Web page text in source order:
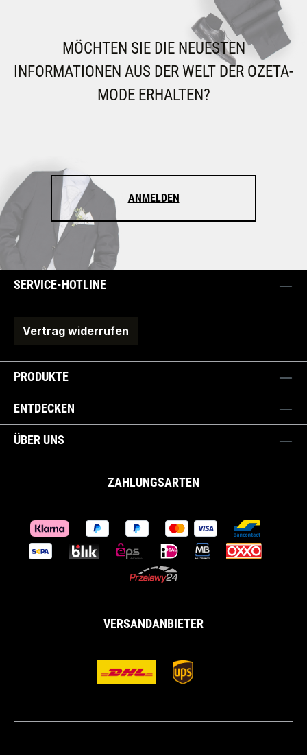
MÖCHTEN SIE DIE NEUESTEN
INFORMATIONEN AUS DER WELT DER OZETA-
MODE ERHALTEN?
ANMELDEN
SERVICE-HOTLINE
Vertrag widerrufen
PRODUKTE
ENTDECKEN
ÜBER UNS
ZAHLUNGSARTEN
VERSANDANBIETER